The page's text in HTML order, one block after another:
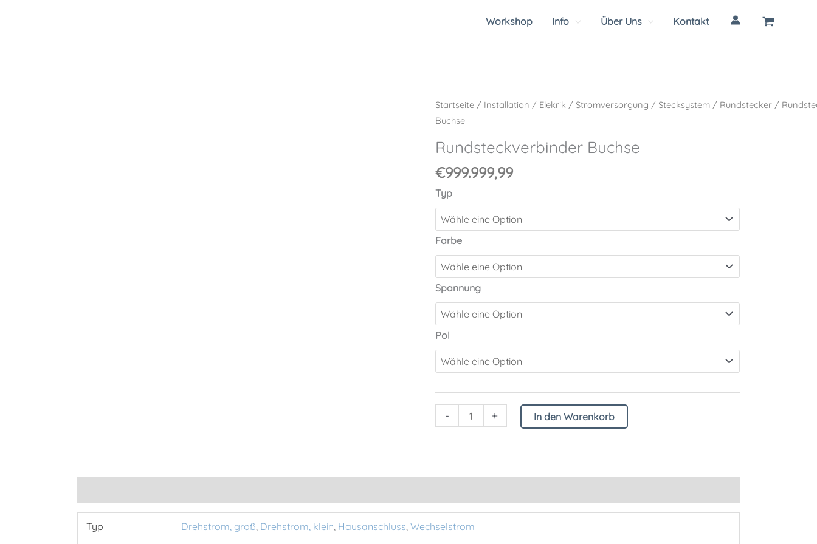
Workshop Info Über Uns Kontakt
Startseite/ Installation / Elekrik / Stromversorgung / Stecksystem/ Rundstecker/
Buchse
Rundsteckverbinder Buchse
€999.999,99
Typ
Farbe
Spannung
Pol
-
Rundsteckverbinder
Buchse
+ In den Warenkorb
Typ Drehstrom, groß Drehstrom, klein Hausanschluss ,Wechselstrom